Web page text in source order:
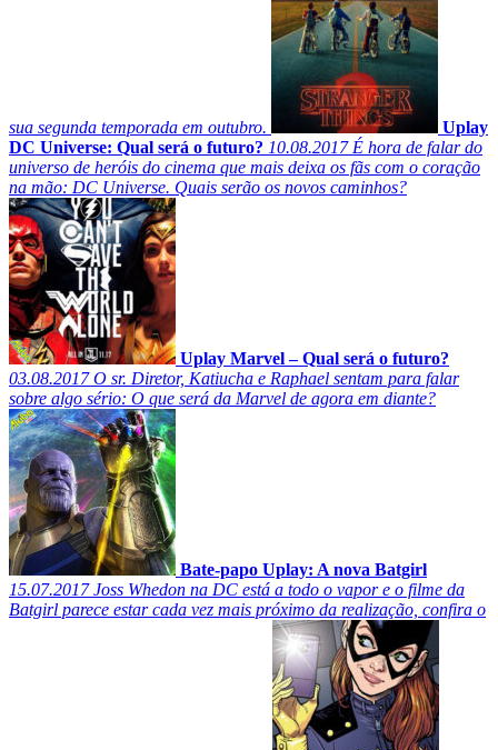
sua segunda temporada em outubro.
Uplay
DC Universe: Qual será o futuro? 10.08.2017É hora de falar do
universo de heróis do cinema que mais deixa os fãs com o coração
na mão: DC Universe. Quais serão os novos caminhos?
Uplay Marvel – Qual será o futuro?
03.08.2017O sr. Diretor, Katiucha e Raphael sentam para falar
sobre algo sério: O que será da Marvel de agora em diante?
Bate-papo Uplay: A nova Batgirl
15.07.2017Joss Whedon na DC está a todo o vapor e o filme da
Batgirl parece estar cada vez mais próximo da realização, confira o